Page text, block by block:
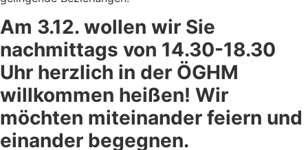
Am 3.12. wollen wir Sie
nachmittags von 14.30-18.30
Uhr herzlich in der ÖGHM
willkommen heißen! Wir
möchten miteinander feiern und
einander begegnen.